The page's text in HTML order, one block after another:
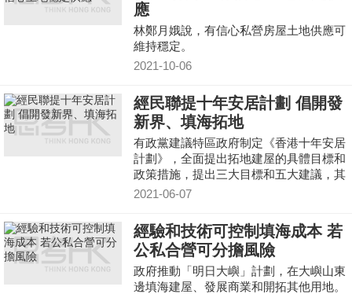
應
林鄭月娥說，有信心私營房屋土地供應可
維持穩定。
2021-10-06
經民聯提十年安居計劃 倡開發
新界、填海拓地
有政黨建議特區政府制定《香港十年安居
計劃》，全面提出拓地建屋的具體目標和
政策措施，提出三大目標和五大建議，其
中包括開發新界、推動大規模公屋重建和
2021-06-07
經驗和技術可控制填海成本 若
公私合營可分擔風險
政府推動「明日大嶼」計劃，在大嶼山東
邊填海建屋、發展商業和開拓其他用地。